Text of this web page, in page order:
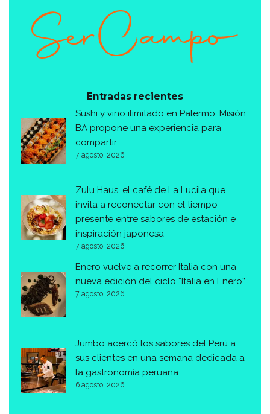
Entradas recientes
Sushi y vino ilimitado en Palermo: Misión
BA propone una experiencia para
compartir
7 agosto, 2026
Zulu Haus, el café de La Lucila que
invita a reconectar con el tiempo
presente entre sabores de estación e
inspiración japonesa
7 agosto, 2026
Enero vuelve a recorrer Italia con una
nueva edición del ciclo “Italia en Enero”
7 agosto, 2026
Jumbo acercó los sabores del Perú a
sus clientes en una semana dedicada a
la gastronomía peruana
6 agosto, 2026